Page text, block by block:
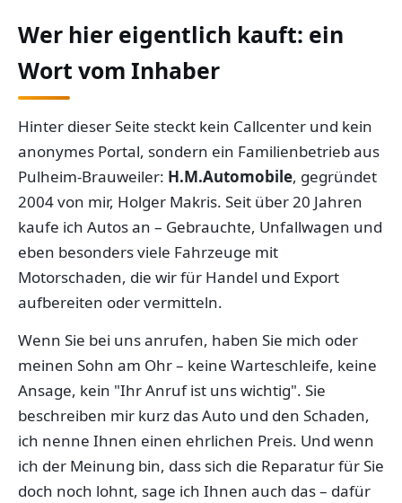
Wer hier eigentlich kauft: ein
Wort vom Inhaber
Hinter dieser Seite steckt kein Callcenter und kein
anonymes Portal, sondern ein Familienbetrieb aus
Pulheim-Brauweiler: H.M.Automobile, gegründet
2004 von mir, Holger Makris. Seit über 20 Jahren
kaufe ich Autos an – Gebrauchte, Unfallwagen und
eben besonders viele Fahrzeuge mit
Motorschaden, die wir für Handel und Export
aufbereiten oder vermitteln.
Wenn Sie bei uns anrufen, haben Sie mich oder
meinen Sohn am Ohr – keine Warteschleife, keine
Ansage, kein "Ihr Anruf ist uns wichtig". Sie
beschreiben mir kurz das Auto und den Schaden,
ich nenne Ihnen einen ehrlichen Preis. Und wenn
ich der Meinung bin, dass sich die Reparatur für Sie
doch noch lohnt, sage ich Ihnen auch das – dafür